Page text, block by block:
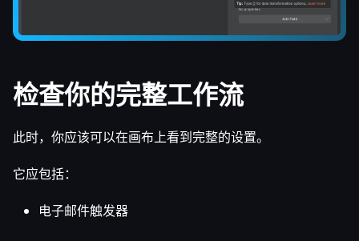
检查你的完整工作流
此时，你应该可以在画布上看到完整的设置。
它应包括：
电子邮件触发器